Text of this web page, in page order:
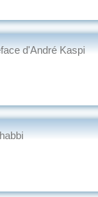
d'André Kaspi